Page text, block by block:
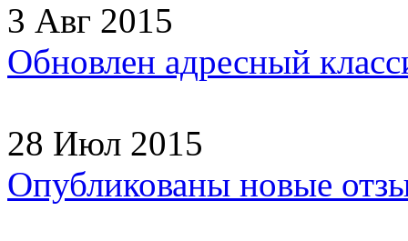
3 Авг 2015
Обновлен адресный
28 Июл 2015
Опубликованы новые